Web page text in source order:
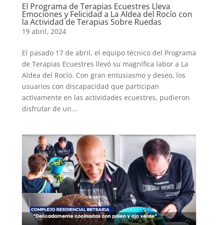
El Programa de Terapias Ecuestres Lleva
Emociones y Felicidad a La Aldea del Rocío con
la Actividad de Terapias Sobre Ruedas
19 abril, 2024
El pasado 17 de abril, el equipo técnico del Programa
de Terapias Ecuestres llevó su magnífica labor a La
Aldea del Rocío. Con gran entusiasmo y deseo, los
usuarios con discapacidad que participan
activamente en las actividades ecuestres, pudieron
disfrutar de un...